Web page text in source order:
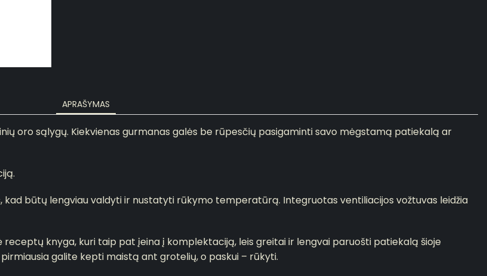
APRAŠYMAS
oro sąlygų. Kiekvienas gurmanas galės be rūpesčių pasigaminti savo mėgstamą patiekalą ar
kad būtų lengviau valdyti ir nustatyti rūkymo temperatūrą. Integruotas ventiliacijos vožtuvas leidžia
knyga, kuri taip pat įeina į komplektaciją, leis greitai ir lengvai paruošti patiekalą šioje
galite kepti maistą ant grotelių, o paskui – rūkyti.